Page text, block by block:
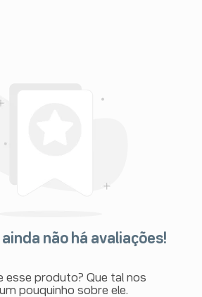
não há avaliações!
esse produto? Que tal nos
pouquinho sobre ele.